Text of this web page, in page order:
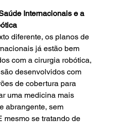
Internacionais e a
diferente, os planos de
já estão bem
com a cirurgia robótica,
desenvolvidos com
de cobertura para
uma medicina mais
abrangente, sem
mesmo se tratando de